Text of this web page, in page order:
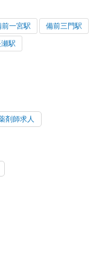
前一宮駅 備前三門駅
駅
剤師求人